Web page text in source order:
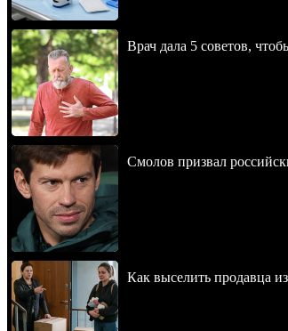
Врач дала 5 советов,
Смолов призвал
Как выселить продавца